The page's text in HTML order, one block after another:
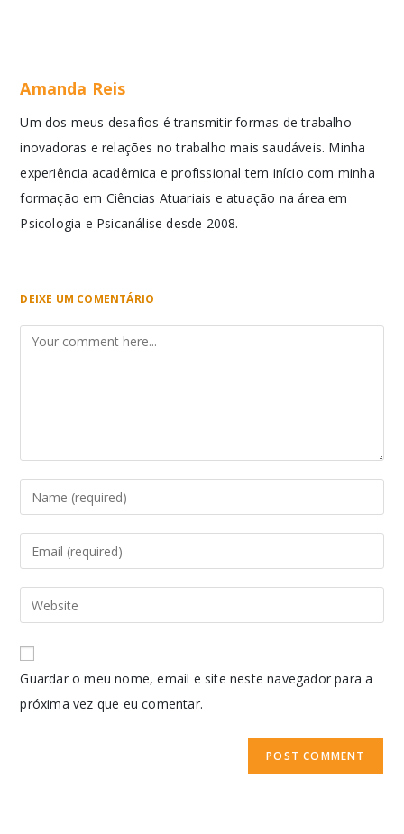
Amanda Reis
Um dos meus desafios é transmitir formas de trabalho
inovadoras e relações no trabalho mais saudáveis. Minha
experiência acadêmica e profissional tem início com minha
formação em Ciências Atuariais e atuação na área em
Psicologia e Psicanálise desde 2008.
DEIXE UM COMENTÁRIO
Guardar o meu nome, email e site neste navegador para a
próxima vez que eu comentar.